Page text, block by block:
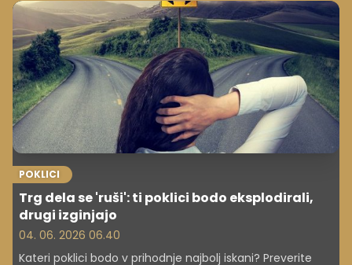
POKLICI
Trg dela se 'ruši': ti poklici bodo eksplodirali,
drugi izginjajo
04. 06. 2026 06.40
Kateri poklici bodo v prihodnje najbolj iskani? Preverite